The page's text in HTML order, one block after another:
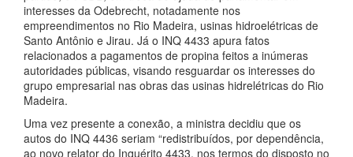
interesses da Odebrecht, notadamente nos
empreendimentos no Rio Madeira, usinas hidroelétricas de
Santo Antônio e Jirau. Já o INQ 4433 apura fatos
relacionados a pagamentos de propina feitos a inúmeras
autoridades públicas, visando resguardar os interesses do
grupo empresarial nas obras das usinas hidrelétricas do Rio
Madeira.
Uma vez presente a conexão, a ministra decidiu que os
autos do INQ 4436 seriam “redistribuídos, por dependência,
ao novo relator do Inquérito 4433, nos termos do disposto no